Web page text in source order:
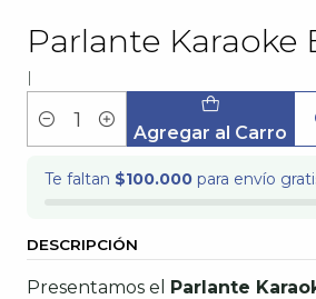
Parlante Karaoke
|
Cantidad Agregar al Carro
Te faltan $100.000 para envío
DESCRIPCIÓN
Presentamos el Parlante